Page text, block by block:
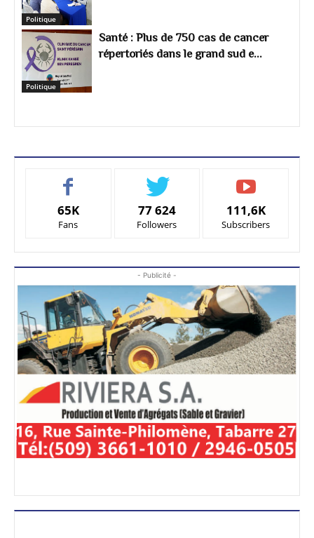
Politique
Politique
Santé : Plus de 750 cas de cancer
répertoriés dans le grand sud e...
65K
Fans
77 624
Followers
111,6K
Subscribers
- Publicité -